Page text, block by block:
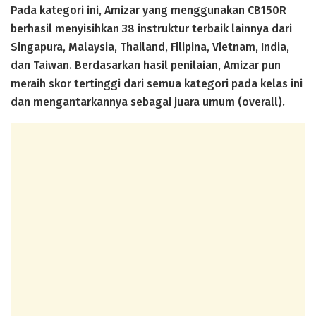
Pada kategori ini, Amizar yang menggunakan CB150R
berhasil menyisihkan 38 instruktur terbaik lainnya dari
Singapura, Malaysia, Thailand, Filipina, Vietnam, India,
dan Taiwan. Berdasarkan hasil penilaian, Amizar pun
meraih skor tertinggi dari semua kategori pada kelas ini
dan mengantarkannya sebagai juara umum (overall).